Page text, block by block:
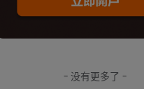
- 没有更多了 -